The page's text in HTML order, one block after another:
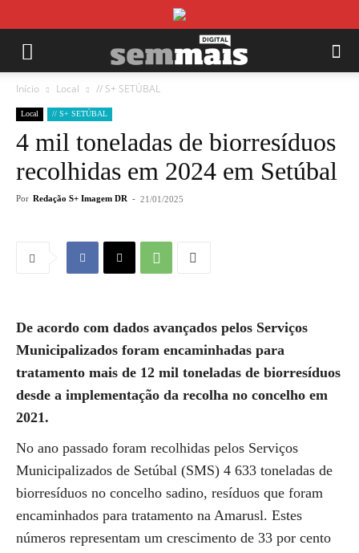
Início Local // S+ SETÚBAL
Local // S+ SETÚBAL
4 mil toneladas de biorresíduos
recolhidas em 2024 em Setúbal
Por Redação S+ Imagem DR - 21/01/2025
De acordo com dados avançados pelos Serviços
Municipalizados foram encaminhadas para
tratamento mais de 12 mil toneladas de biorresíduos
desde a implementação da recolha no concelho em
2021.
No ano passado foram recolhidas pelos Serviços
Municipalizados de Setúbal (SMS) 4 633 toneladas de
biorresíduos no concelho sadino, resíduos que foram
encaminhados para tratamento na Amarusl. Estes
números representam um crescimento de 33 por cento